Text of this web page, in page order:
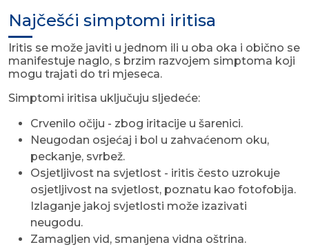
Najčešći simptomi iritisa
Iritis se može javiti u jednom ili u oba oka i obično se
manifestuje naglo, s brzim razvojem simptoma koji
mogu trajati do tri mjeseca.
Simptomi iritisa uključuju sljedeće:
Crvenilo očiju - zbog iritacije u šarenici.
Neugodan osjećaj i bol u zahvaćenom oku,
peckanje, svrbež.
Osjetljivost na svjetlost - iritis često uzrokuje
osjetljivost na svjetlost, poznatu kao fotofobija.
Izlaganje jakoj svjetlosti može izazivati
neugodu.
Zamagljen vid, smanjena vidna oštrina.